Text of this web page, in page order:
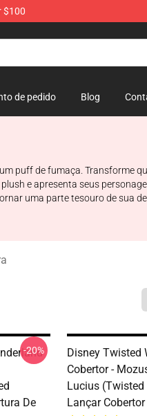
$100
de pedido Blog
puff de fumaça. Transforme
e apresenta seus
uma parte tesouro de sua
De
-20%
Disney Twisted
Cobertor -
Lucius
Lançar Cobertor